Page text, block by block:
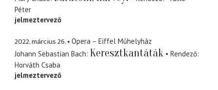
Péter
jelmeztervező
2022. március 26.
Opera – Eiffel Műhelyház
Johann Sebastian Bach Keresztkantáták
Rendező
Horváth Csaba
jelmeztervező